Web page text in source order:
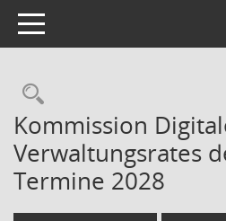
Toggle navigation
Rechercheauswahl
Kommission
Verwaltungsrates
Termine 2028